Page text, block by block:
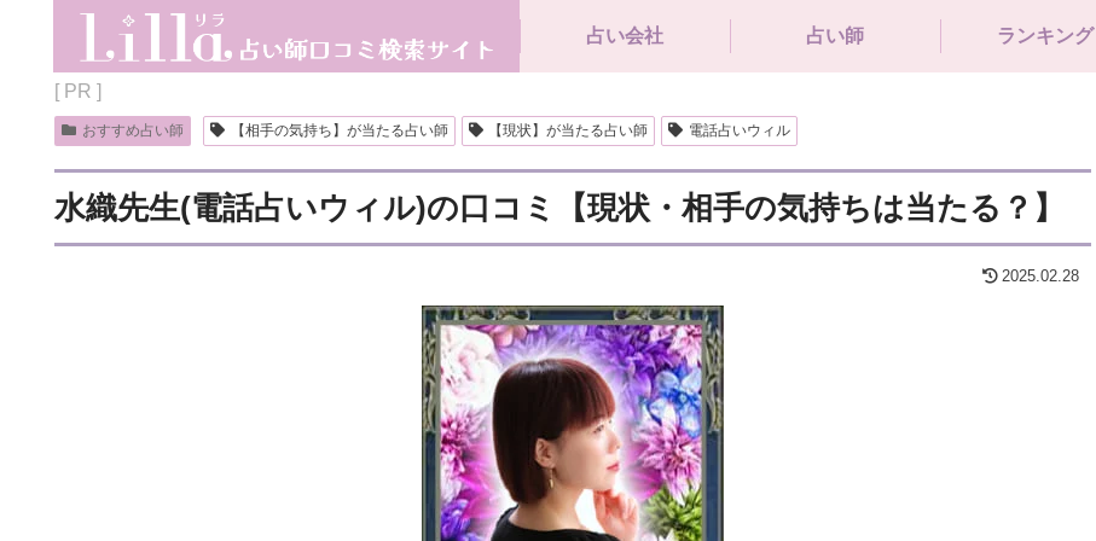
占い会社 占い師 ランキング
[ PR ]
おすすめ占い師 【相手の気持ち】が当たる占い師 【現状】が当たる占い師 電話占いウィル
水織先生(電話占いウィル)の口コミ【現状・相手の気持ちは当たる？】
2025.02.28